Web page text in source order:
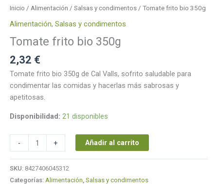
Inicio / Alimentación / Salsas y condimentos / Tomate frito bio 350g
Alimentación, Salsas y condimentos
Tomate frito bio 350g
2,32 €
Tomate frito bio 350g de Cal Valls, sofrito saludable para
condimentar las comidas y hacerlas más sabrosas y
apetitosas.
Disponibilidad: 21 disponibles
-
bio
cantidad
+ Añadir al carrito
SKU: 8427406045312
Categorías: Alimentación Salsas y condimentos